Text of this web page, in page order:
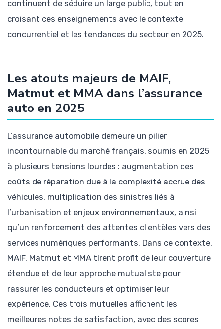
continuent de séduire un large public, tout en
croisant ces enseignements avec le contexte
concurrentiel et les tendances du secteur en 2025.
Les atouts majeurs de MAIF,
Matmut et MMA dans l’assurance
auto en 2025
L’assurance automobile demeure un pilier
incontournable du marché français, soumis en 2025
à plusieurs tensions lourdes : augmentation des
coûts de réparation due à la complexité accrue des
véhicules, multiplication des sinistres liés à
l’urbanisation et enjeux environnementaux, ainsi
qu’un renforcement des attentes clientèles vers des
services numériques performants. Dans ce contexte,
MAIF, Matmut et MMA tirent profit de leur couverture
étendue et de leur approche mutualiste pour
rassurer les conducteurs et optimiser leur
expérience. Ces trois mutuelles affichent les
meilleures notes de satisfaction, avec des scores